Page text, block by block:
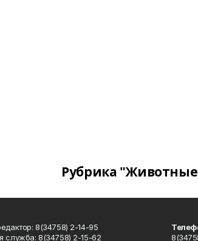
Рубрика
8(34758) 2-14-95
служба: 8(34758) 2-15-62